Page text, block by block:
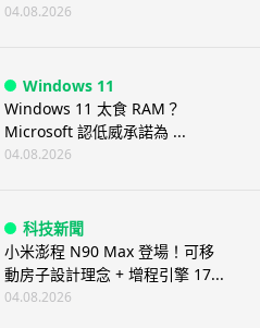
04.08.2026
Windows 11
Windows 11 太食 RAM？
Microsoft 認低威承諾為 ...
04.08.2026
科技新聞
小米澎程 N90 Max 登場！可移
動房子設計理念 + 增程引擎 17...
04.08.2026